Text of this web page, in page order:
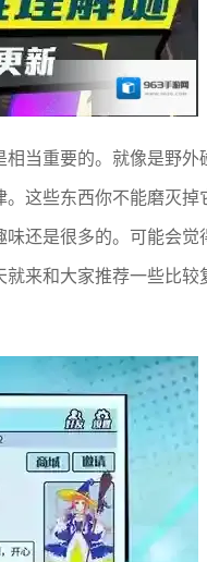
当重要的。就像是野
这些东西你不能磨灭
还是很多的。可能会
来和大家推荐一些比